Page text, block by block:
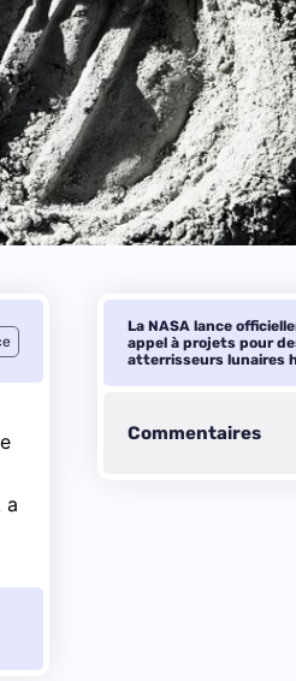
a
La NASA lance
appel à projets pour
atterrisseurs lunaires
Commentaires